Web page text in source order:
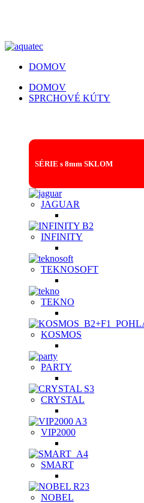
DOMOV
DOMOV
SPRCHOVÉ KÚTY
SÉRIE s 8mm SKLOM
JAGUAR
INFINITY
TEKNOSOFT
TEKNO
KOSMOS
PARTY
CRYSTAL
VIP2000
SMART
NOBEL